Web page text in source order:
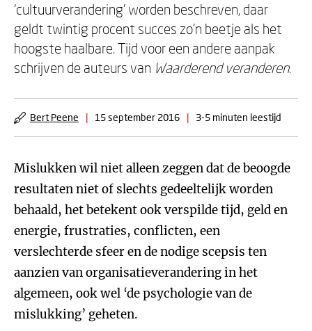
‘cultuurverandering’ worden beschreven, daar
geldt twintig procent succes zo’n beetje als het
hoogste haalbare. Tijd voor een andere aanpak
schrijven de auteurs van Waarderend veranderen.
Bert Peene | 15 september 2016 | 3-5 minuten leestijd
Mislukken wil niet alleen zeggen dat de beoogde
resultaten niet of slechts gedeeltelijk worden
behaald, het betekent ook verspilde tijd, geld en
energie, frustraties, conflicten, een
verslechterde sfeer en de nodige scepsis ten
aanzien van organisatieverandering in het
algemeen, ook wel ‘de psychologie van de
mislukking’ geheten.